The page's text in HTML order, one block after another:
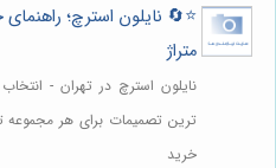
⭐️🔄 نایلون استرچ؛
متراژ
نایلون استرچ در تهران -
ترین تصمیمات برای هر
خرید